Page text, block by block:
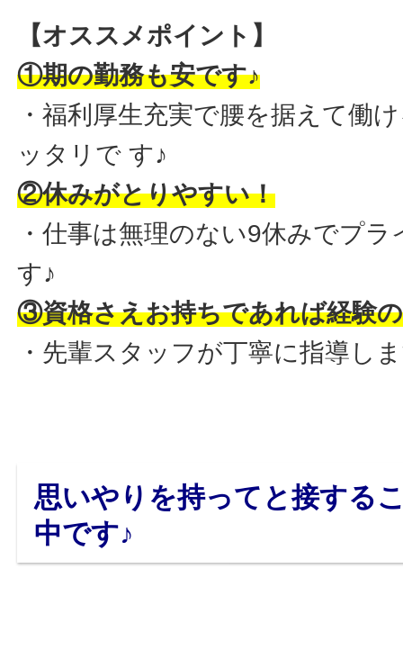
【オススメポイント】
①期の勤務も安です♪
・福利厚生充実で腰を据えて働
ッタリで す♪
②休みがとりやすい！
・仕事は無理のない9休みでプ
す♪
③資格さえお持ちであれば経験
・先輩スタッフが丁寧に指導し
思いやりを持ってと接する
中です♪